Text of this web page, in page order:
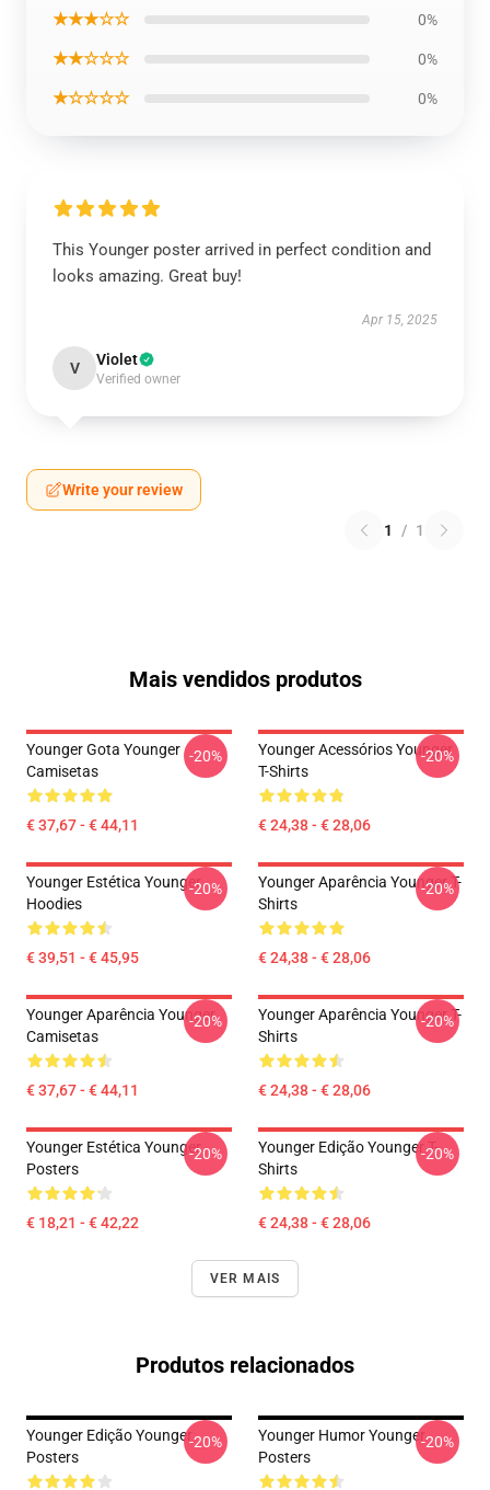
★★★☆☆ 0%
★★☆☆☆ 0%
★☆☆☆☆ 0%
This Younger poster arrived in perfect condition and
looks amazing. Great buy!
Apr 15, 2025
V Violet
Verified owner
Write your review
1 / 1
Mais vendidos produtos
Younger Gota Younger
Camisetas
€ 37,67 - € 44,11
-20%
Younger Acessórios Younger
T-Shirts
€ 24,38 - € 28,06
-20%
Younger Estética Younger
Hoodies
€ 39,51 - € 45,95
-20%
Younger Aparência Younger T-
Shirts
€ 24,38 - € 28,06
-20%
Younger Aparência Younger
Camisetas
€ 37,67 - € 44,11
-20%
Younger Aparência Younger T-
Shirts
€ 24,38 - € 28,06
-20%
Younger Estética Younger
Posters
€ 18,21 - € 42,22
-20%
Younger Edição Younger T-
Shirts
€ 24,38 - € 28,06
-20%
VER MAIS
Produtos relacionados
Younger Edição Younger
Posters
-20%
Younger Humor Younger
Posters
-20%